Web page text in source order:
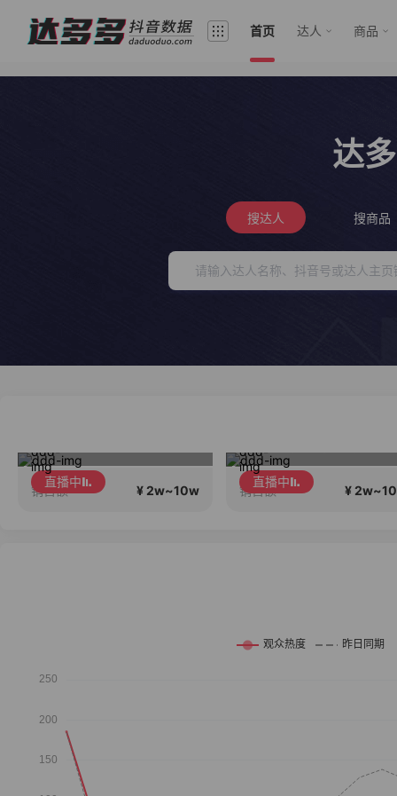
首页 达人 商品
达
搜达人 搜商品
直播中
销售额 ¥ 2w~10w
直播中
销售额 ¥